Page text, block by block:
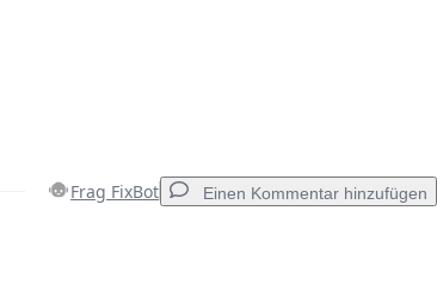
Frag FixBot Einen Kommentar hinzufügen